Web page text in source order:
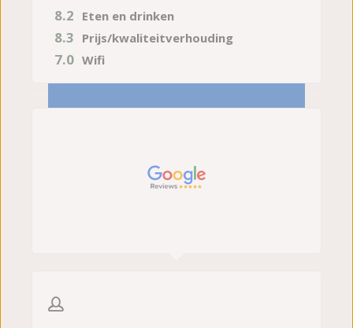
Eten en drinken
8.2
Prijs/kwaliteitverhouding
8.3
Wifi
7.0